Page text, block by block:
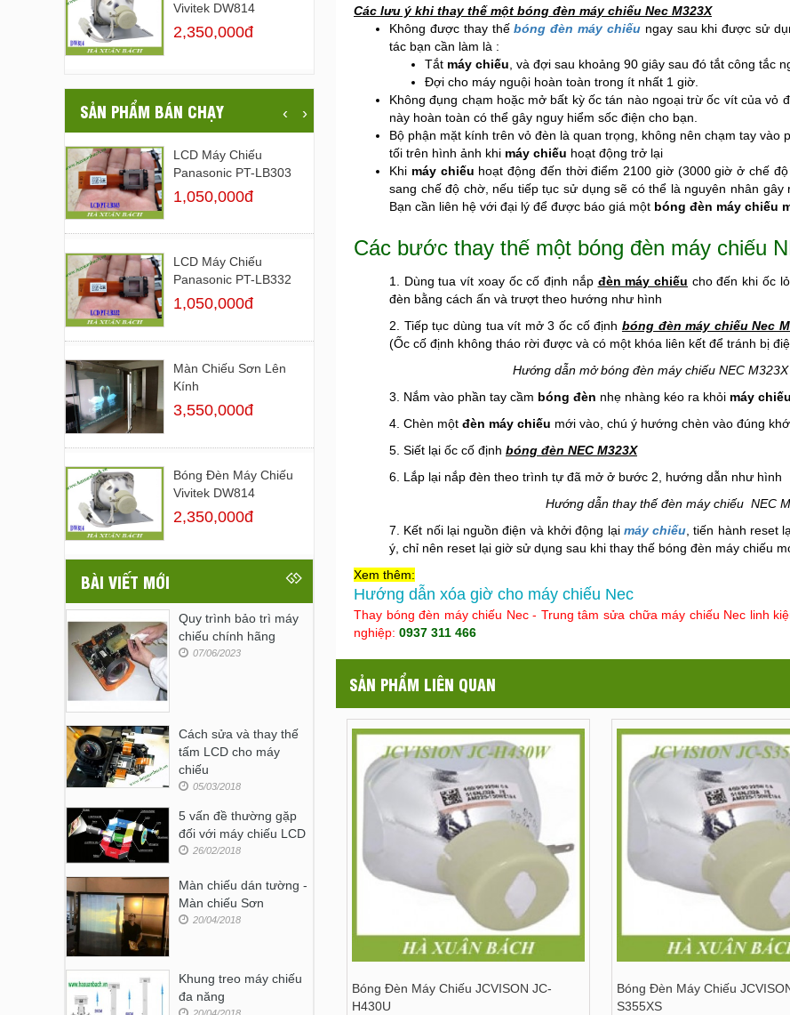
Các lưu ý khi thay thế một bóng đèn máy chiếu Nec M323X
Không được thay thếbóng đèn máy chiếungay sau khi được sử
tác bạn cần làm là :
Tắt máy chiếu , và đợi sau khoảng 90 giây sau đó tắt công tắc
Đợi cho máy nguội hoàn toàn trong ít nhất 1 giờ.
Không đụng chạm hoặc mở bất kỳ ốc tán nào ngoại trừ ốc vít của vỏ
này hoàn toàn có thể gây nguy hiểm sốc điện cho bạn.
Bộ phận mặt kính trên vỏ đèn là quan trọng, không nên chạm tay
tối trên hình ảnh khi máy chiếu hoạt động trở lại
Khi máy chiếu hoạt động đến thời điểm 2100 giờ (3000 giờ ở chế
sang chế độ chờ, nếu tiếp tục sử dụng sẽ có thể là nguyên nhân
Bạn cần liên hệ với đại lý để được báo giá một bóng đèn máy chiếu
Các bước thay thế một bóng đèn máy chiếu
1. Dùng tua vít xoay ốc cố định nắp đèn máy chiếu cho đến khi ốc
đèn bằng cách ấn và trượt theo hướng như hình
2. Tiếp tục dùng tua vít mở 3 ốc cố định bóng đèn máy chiếu Nec
(Ốc cố định không tháo rời được và có một khóa liên kết để tránh bị
Hướng dẫn mở bóng đèn máy chiếu NEC
3. Nắm vào phần tay cầm bóng đèn nhẹ nhàng kéo ra khỏi máy chiếu
4. Chèn một đèn máy chiếu mới vào, chú ý hướng chèn vào đúng
5. Siết lại ốc cố định bóng đèn NEC M323X
6. Lắp lại nắp đèn theo trình tự đã mở ở bước 2, hướng dẫn như hình
Hướng dẫn thay thế đèn máy chiếu NEC
7. Kết nối lại nguồn điện và khởi động lại máy chiếu , tiến hành reset
ý, chỉ nên reset lại giờ sử dụng sau khi thay thế bóng đèn máy chiếu
Xem thêm:
Hướng dẫn xóa giờ cho máy chiếu Nec
Thay bóng đèn máy chiếu Nec - Trung tâm sửa chữa máy chiếu Nec linh
nghiệp: 0937 311 466
SẢN PHẨM LIÊN QUAN
Bóng Đèn Máy Chiếu JCVISON JC-
H430U
Bóng Đèn Máy Chiếu
S355XS
Vivitek DW814
2,350,000đ
SẢN PHẨM BÁN CHẠY ‹ ›
LCD Máy Chiếu
Panasonic PT-LB303
1,050,000đ
LCD Máy Chiếu
Panasonic PT-LB332
1,050,000đ
Màn Chiếu Sơn Lên
Kính
3,550,000đ
Bóng Đèn Máy Chiếu
Vivitek DW814
2,350,000đ
BÀI VIẾT MỚI
Quy trình bảo trì máy
chiếu chính hãng
07/06/2023
Cách sửa và thay thế
tấm LCD cho máy
chiếu
05/03/2018
5 vấn đề thường gặp
đối với máy chiếu LCD
26/02/2018
Màn chiếu dán tường -
Màn chiếu Sơn
20/04/2018
Khung treo máy chiếu
đa năng